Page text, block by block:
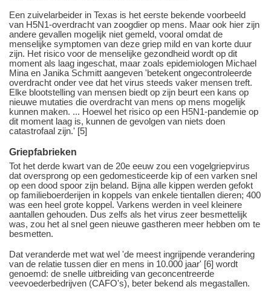
Een zuivelarbeider in Texas is het eerste bekende voorbeeld
van H5N1-overdracht van zoogdier op mens. Maar ook hier zijn
andere gevallen mogelijk niet gemeld, vooral omdat de
menselijke symptomen van deze griep mild en van korte duur
zijn. Het risico voor de menselijke gezondheid wordt op dit
moment als laag ingeschat, maar zoals epidemiologen Michael
Mina en Janika Schmitt aangeven 'betekent ongecontroleerde
overdracht onder vee dat het virus steeds vaker mensen treft.
Elke blootstelling van mensen biedt op zijn beurt een kans op
nieuwe mutaties die overdracht van mens op mens mogelijk
kunnen maken. ... Hoewel het risico op een H5N1-pandemie op
dit moment laag is, kunnen de gevolgen van niets doen
catastrofaal zijn.' [5]
Griepfabrieken
Tot het derde kwart van de 20e eeuw zou een vogelgriepvirus
dat oversprong op een gedomesticeerde kip of een varken snel
op een dood spoor zijn beland. Bijna alle kippen werden gefokt
op familieboerderijen in koppels van enkele tientallen dieren; 400
was een heel grote koppel. Varkens werden in veel kleinere
aantallen gehouden. Dus zelfs als het virus zeer besmettelijk
was, zou het al snel geen nieuwe gastheren meer hebben om te
besmetten.
Dat veranderde met wat wel 'de meest ingrijpende verandering
van de relatie tussen dier en mens in 10.000 jaar' [6] wordt
genoemd: de snelle uitbreiding van geconcentreerde
veevoederbedrijven (CAFO's), beter bekend als megastallen.